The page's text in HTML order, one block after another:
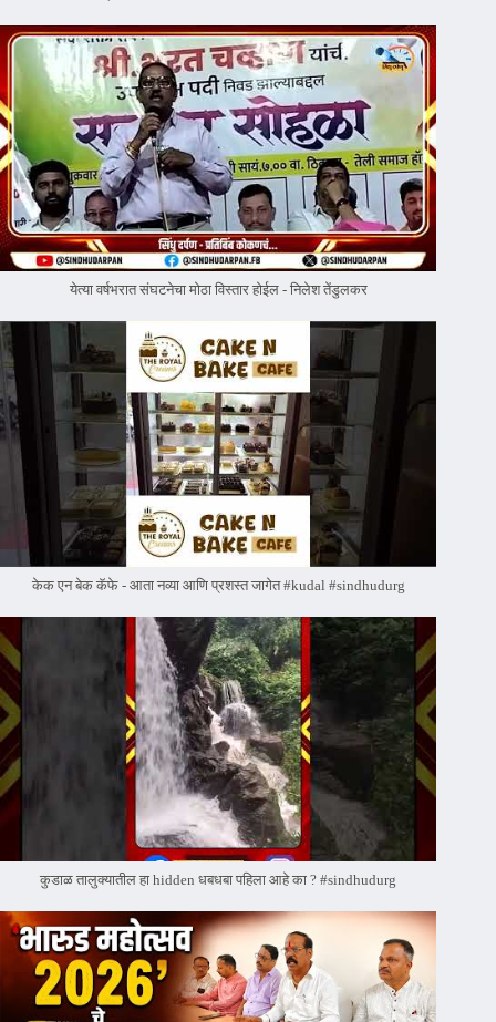
येत्या वर्षभरात संघटनेचा मोठा विस्तार होईल - निलेश तेंडुलकर
केक एन बेक कॅफे - आता नव्या आणि प्रशस्त जागेत #kudal #sindhudurg
कुडाळ तालुक्यातील हा hidden धबधबा पहिला आहे का ? #sindhudurg